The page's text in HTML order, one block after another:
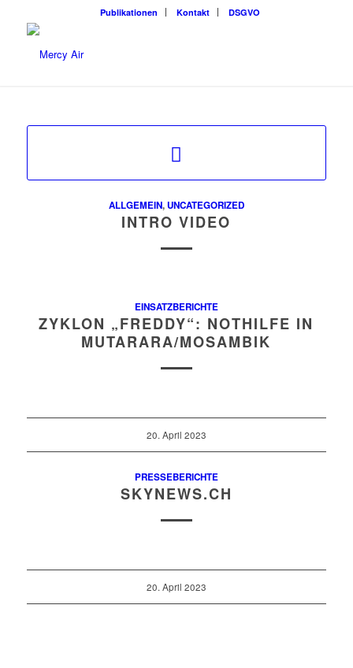
Publikationen Kontakt DSGVO
ALLGEMEIN,UNCATEGORIZED
INTRO VIDEO
EINSATZBERICHTE
ZYKLON „FREDDY“: NOTHILFE IN
MUTARARA/MOSAMBIK
20. April 2023
PRESSEBERICHTE
SKYNEWS.CH
20. April 2023